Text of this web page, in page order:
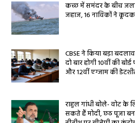
कच्छ में समंदर के बीच
जहाज, 16 नाविकों ने
CBSE ने किया बड़ा
दो बार होगी 10वीं की बोर्ड
और 12वीं एग्जाम की
राहुल गांधी बोले- वोट के
सकते हैं मोदी, छठ पूजा